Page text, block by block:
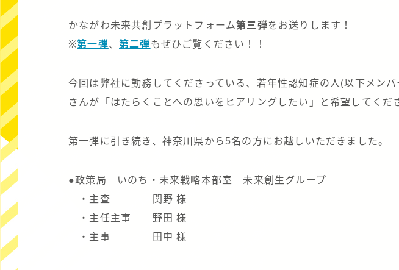
かながわ未来共創プラットフォーム第三弾をお送りします！
※第一弾、第二弾もぜひご覧ください！！
今回は弊社に勤務してくださっている、若年性認知症の人(以下メン
さんが「はたらくことへの思いをヒアリングしたい」と希望してくだ
第一弾に引き続き、神奈川県から5名の方にお越しいただきました。
●政策局 いのち・未来戦略本部室 未来創生グループ
・主査 関野 様
・主任主事 野田 様
・主事 田中 様